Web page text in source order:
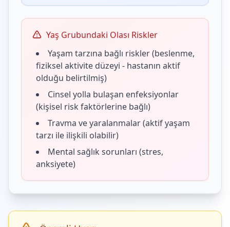
Yaş Grubundaki Olası Riskler
Yaşam tarzına bağlı riskler (beslenme,
fiziksel aktivite düzeyi - hastanın aktif
olduğu belirtilmiş)
Cinsel yolla bulaşan enfeksiyonlar
(kişisel risk faktörlerine bağlı)
Travma ve yaralanmalar (aktif yaşam
tarzı ile ilişkili olabilir)
Mental sağlık sorunları (stres,
anksiyete)